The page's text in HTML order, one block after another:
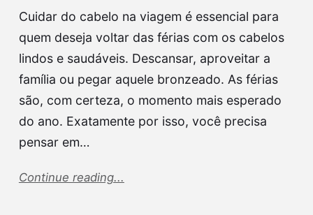
Cuidar do cabelo na viagem é essencial para
quem deseja voltar das férias com os cabelos
lindos e saudáveis. Descansar, aproveitar a
família ou pegar aquele bronzeado. As férias
são, com certeza, o momento mais esperado
do ano. Exatamente por isso, você precisa
pensar em…
Continue reading...